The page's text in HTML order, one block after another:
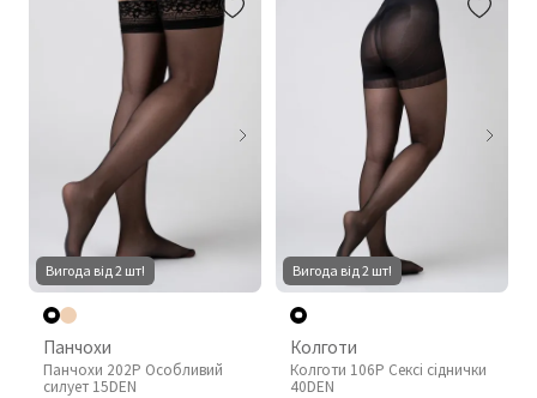
Вигода від 2 шт!
Панчохи
Панчохи 202P Особливий
силует 15DEN
Вигода від 2 шт!
Колготи
Колготи 106P Сексі сіднички
40DEN